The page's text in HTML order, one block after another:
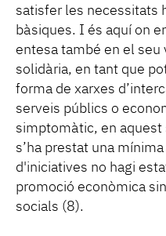
satisfer les necessitats
bàsiques. I és aquí on
entesa també en el seu
solidària, en tant que
forma de xarxes
serveis públics o
simptomàtic, en
s’ha prestat una
d'iniciatives no hagi
promoció econòmica
socials (8).